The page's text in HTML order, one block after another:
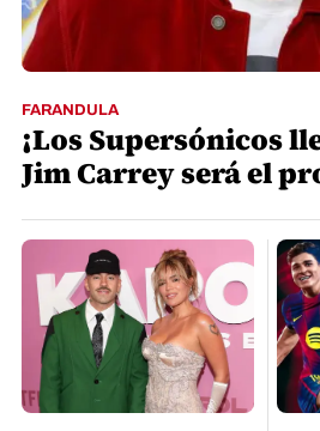
FARANDULA
¡Los Supersónicos
Jim Carrey será el